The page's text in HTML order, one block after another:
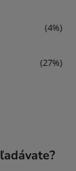
(4%)
(27%)